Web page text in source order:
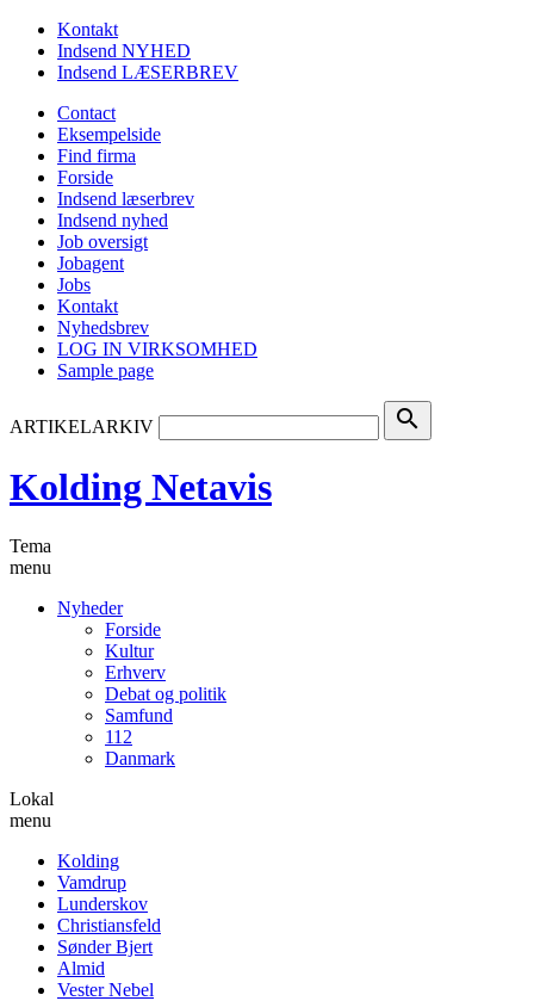
Kontakt
Indsend NYHED
Indsend LÆSERBREV
Contact
Eksempelside
Find firma
Forside
Indsend læserbrev
Indsend nyhed
Job oversigt
Jobagent
Jobs
Kontakt
Nyhedsbrev
LOG IN VIRKSOMHED
Sample page
ARTIKELARKIV search
Kolding Netavis
Tema
menu
Nyheder
Forside
Kultur
Erhverv
Debat og politik
Samfund
112
Danmark
Lokal
menu
Kolding
Vamdrup
Lunderskov
Christiansfeld
Sønder Bjert
Almid
Vester Nebel